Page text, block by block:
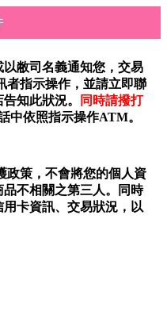
敝司名義通知您，交易
者指示操作，並請立即聯
知此狀況。
同時請撥打
中依照指示操作ATM。
政策，不會將您的個人資
不相關之第三人。同時
卡資訊、交易狀況，以